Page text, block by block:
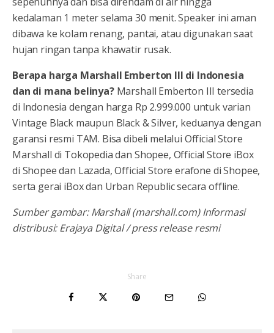
kedalaman 1 meter selama 30 menit. Speaker ini aman
dibawa ke kolam renang, pantai, atau digunakan saat
hujan ringan tanpa khawatir rusak.
Berapa harga Marshall Emberton III di Indonesia
dan di mana belinya?Marshall Emberton III tersedia
di Indonesia dengan harga Rp 2.999.000 untuk varian
Vintage Black maupun Black & Silver, keduanya dengan
garansi resmi TAM. Bisa dibeli melalui Official Store
Marshall di Tokopedia dan Shopee, Official Store iBox
di Shopee dan Lazada, Official Store erafone di Shopee,
serta gerai iBox dan Urban Republic secara offline.
Sumber gambar: Marshall (marshall.com) Informasi
distribusi: Erajaya Digital / press release resmi
Share